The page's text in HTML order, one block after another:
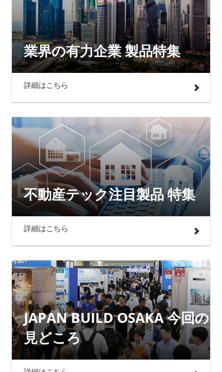
業界の有力企業 製品特集
詳細はこちら
不動産テック注目製品 特集
詳細はこちら
JAPAN BUILD OSAKA 今回の
見どころ